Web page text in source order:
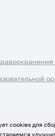
cookies для